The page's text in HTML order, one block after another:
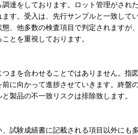
達をしております。ロット管理がさ
す。受入は、先行サンプルと一致し
、他多数の検査項目で判定されます
とを重視しております。
まを合わせることではありません。
に向かって進捗させていきます。終
製品の不一致リスクは排除致します。
試験成績書に記載される項目以外に